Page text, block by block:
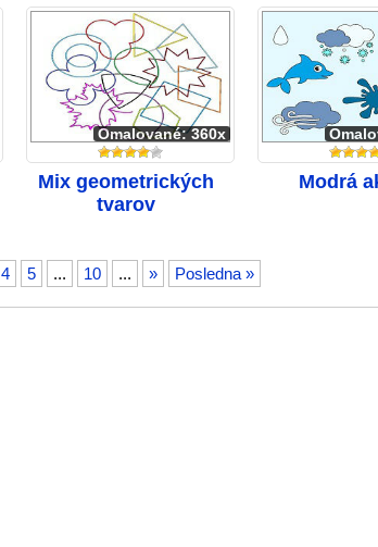
Omalované: 360x
Mix geometrických
tvarov
Modrá
4 5 ... 10 ... » Posledna »